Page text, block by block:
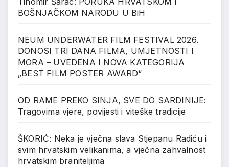
BOŠNJAČKOM NARODU U BiH
NEUM UNDERWATER FILM FESTIVAL 2026.
DONOSI TRI DANA FILMA, UMJETNOSTI I
MORA – UVEDENA I NOVA KATEGORIJA
„BEST FILM POSTER AWARD“
OD RAME PREKO SINJA, SVE DO SARDINIJE:
Tragovima vjere, povijesti i viteške tradicije
ŠKORIĆ: Neka je vječna slava Stjepanu Radiću i
svim hrvatskim velikanima, a vječna zahvalnost
hrvatskim braniteljima